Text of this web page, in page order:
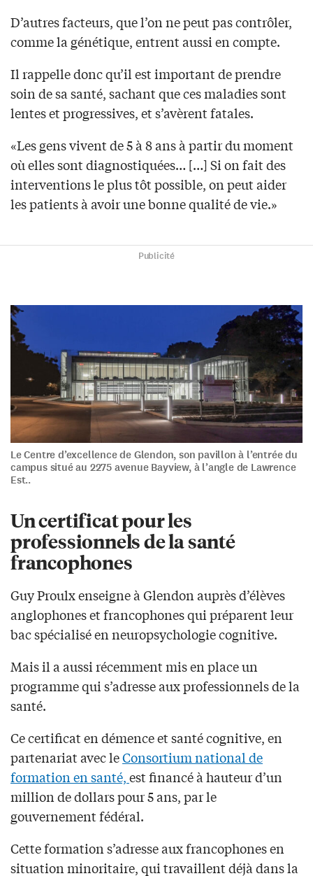
D’autres facteurs, que l’on ne peut pas contrôler,
comme la génétique, entrent aussi en compte.
Il rappelle donc qu’il est important de prendre
soin de sa santé, sachant que ces maladies sont
lentes et progressives, et s’avèrent fatales.
«Les gens vivent de 5 à 8 ans à partir du moment
où elles sont diagnostiquées… […] Si on fait des
interventions le plus tôt possible, on peut aider
les patients à avoir une bonne qualité de vie.»
Publicité
Le Centre d’excellence de Glendon, son pavillon à l’entrée du
campus situé au 2275 avenue Bayview, à l’angle de Lawrence
Est..
Un certificat pour les
professionnels de la santé
francophones
Guy Proulx enseigne à Glendon auprès d’élèves
anglophones et francophones qui préparent leur
bac spécialisé en neuropsychologie cognitive.
Mais il a aussi récemment mis en place un
programme qui s’adresse aux professionnels de la
santé.
Ce certificat en démence et santé cognitive, en
partenariat avec leConsortium national de
formation en santé,est financé à hauteur d’un
million de dollars pour 5 ans, par le
gouvernement fédéral.
Cette formation s’adresse aux francophones en
situation minoritaire, qui travaillent déjà dans la